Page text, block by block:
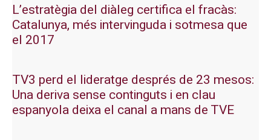
L’estratègia del diàleg certifica el fracàs:
Catalunya, més intervinguda i sotmesa que
el 2017
TV3 perd el lideratge després de 23 mesos:
Una deriva sense continguts i en clau
espanyola deixa el canal a mans de TVE